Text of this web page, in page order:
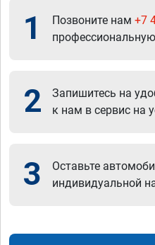
1 Позвоните нам +7
2
Запишитесь на
к нам в сервис на
3
Оставьте
индивидуальной